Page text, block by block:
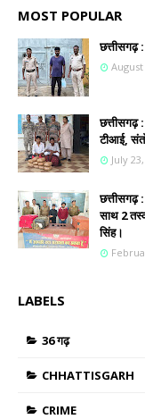
MOST POPULAR
छत्तीसगढ़
August
छत्तीसगढ़
टीआई,
July
छत्तीसगढ़
साथ 2
सिंह।
LABELS
36 गढ़
CHHATTISGARH
CRIME